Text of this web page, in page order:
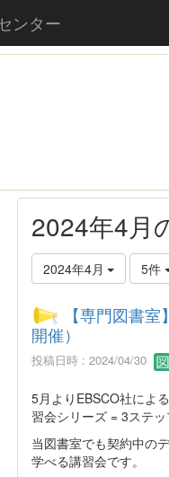
ンター
2024年4月
2024年4月 5件
【専門図書
開催）
投稿日時 : 2024/04/30
5月よりEBSCO社によ
習会シリーズ = 3ステ
当図書室でも契約中の
学べる講習会です。